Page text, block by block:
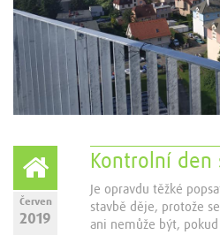
Červen
2019
Kontrolní den
Je opravdu těžké
stavbě děje, protože
ani nemůže být,